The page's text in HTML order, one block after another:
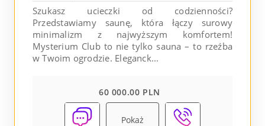
Szukasz ucieczki od codzienności?
Przedstawiamy saunę, która łączy surowy
minimalizm z najwyższym komfortem!
Mysterium Club to nie tylko sauna – to rzeźba
w Twoim ogrodzie. Eleganck...
60 000.00 PLN
Pokaż